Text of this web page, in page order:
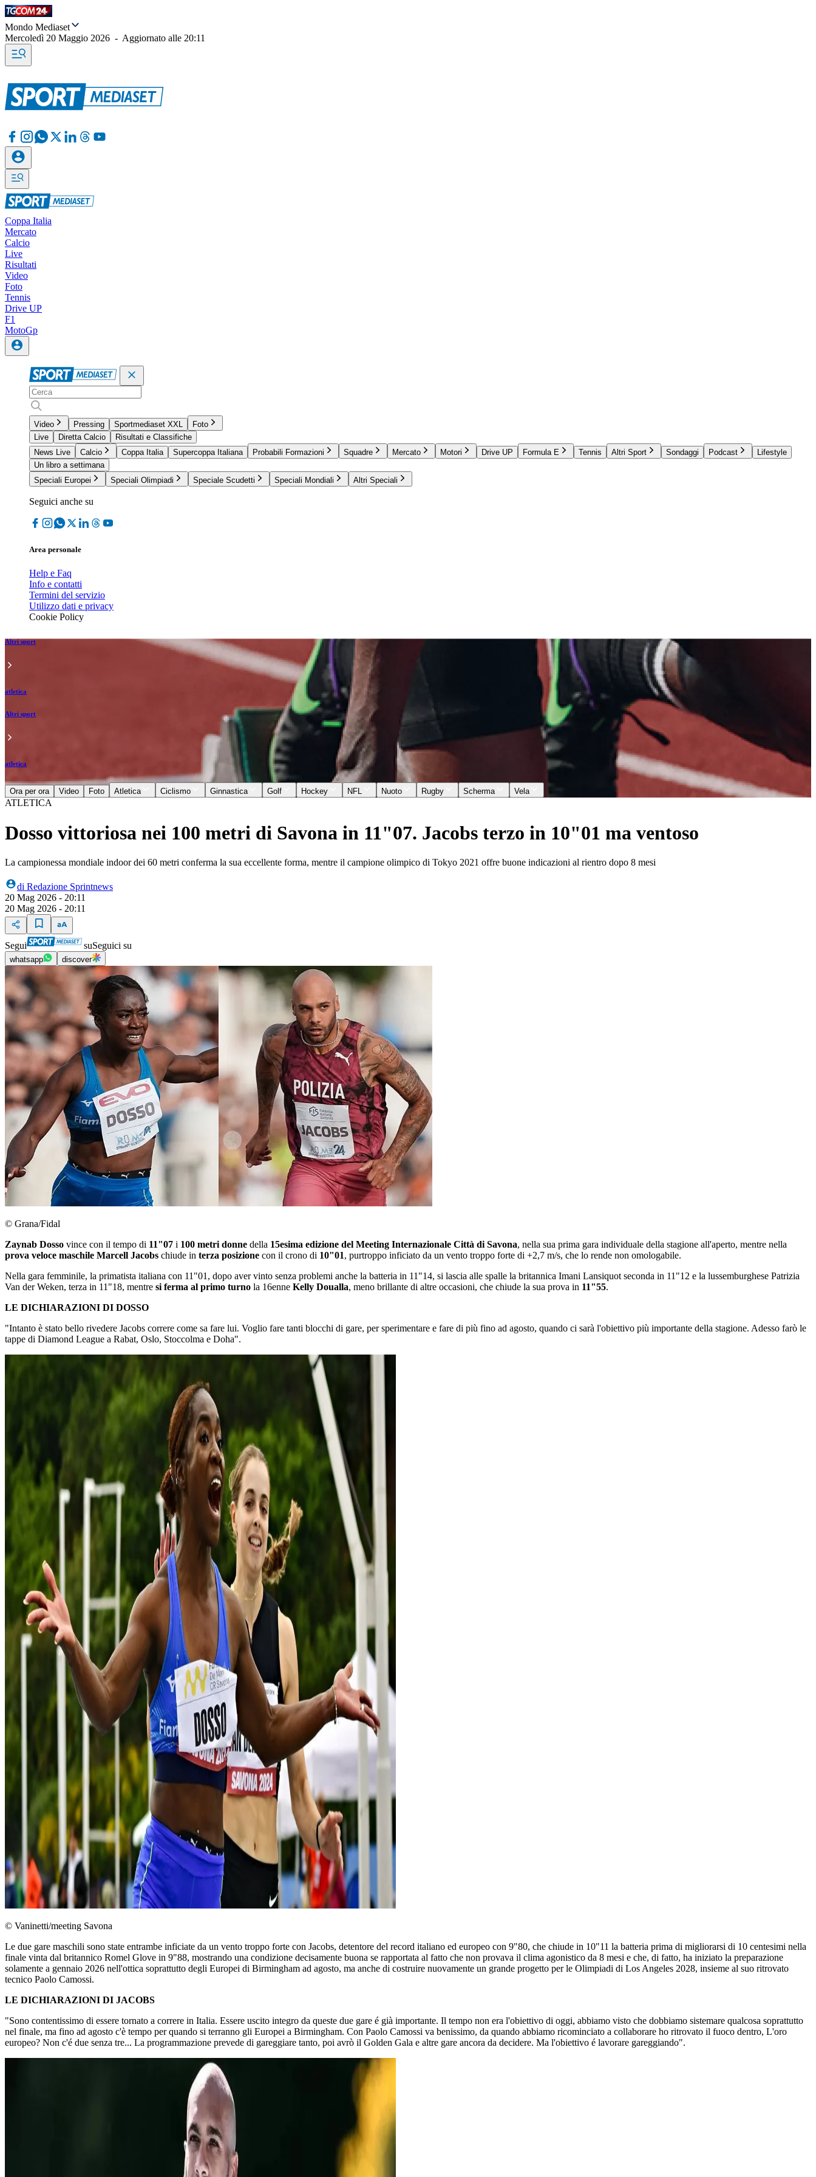
Mondo Mediaset
Mercoledì 20 Maggio 2026 - Aggiornato alle 20:11
Coppa Italia
Mercato
Calcio
Live
Risultati
Video
Foto
Tennis
Drive UP
F1
MotoGp
Video Pressing Sportmediaset XXL
Foto
Live
Diretta Calcio
Risultati e Classifiche
News Live
Calcio Coppa Italia Supercoppa Italiana Probabili Formazioni Squadre Mercato Motori Drive UP Formula E Tennis Altri Sport Sondaggi Podcast
Lifestyle
Un libro a settimana
Speciali Europei
Speciali Olimpiadi Speciale Scudetti Speciali Mondiali Altri Speciali
Seguici anche su
Area personale
Help e Faq
Info e contatti
Termini del servizio
Utilizzo dati e privacy
Cookie Policy
Altri sport
atletica
Altri sport
atletica
Ora per ora Video Foto Atletica Ciclismo Ginnastica Golf Hockey NFL Nuoto Rugby Scherma Vela
ATLETICA
Dosso vittoriosa nei 100 metri di Savona in 11"07. Jacobs terzo in 10"01 ma ventoso
La campionessa mondiale indoor dei 60 metri conferma la sua eccellente forma, mentre il campione olimpico di Tokyo 2021 offre buone indicazioni al rientro dopo 8 mesi
di Redazione Sprintnews
20 Mag 2026 - 20:11
20 Mag 2026 - 20:11
Segui suSeguici su
whatsapp discover
© Grana/Fidal
Zaynab Dosso vince con il tempo di 11"07 i 100 metri donne della 15esima edizione del Meeting Internazionale Città di Savona, nella sua prima gara individuale della stagione all'aperto, mentre nella
prova veloce maschile Marcell Jacobs chiude in terza posizione con il crono di 10"01, purtroppo inficiato da un vento troppo forte di +2,7 m/s, che lo rende non omologabile.
Nella gara femminile, la primatista italiana con 11"01, dopo aver vinto senza problemi anche la batteria in 11"14, si lascia alle spalle la britannica Imani Lansiquot seconda in 11"12 e la lussemburghese Patrizia
Van der Weken, terza in 11"18, mentre si ferma al primo turno la 16enne Kelly Doualla, meno brillante di altre occasioni, che chiude la sua prova in 11"55.
LE DICHIARAZIONI DI DOSSO
"Intanto è stato bello rivedere Jacobs correre come sa fare lui. Voglio fare tanti blocchi di gare, per sperimentare e fare di più fino ad agosto, quando ci sarà l'obiettivo più importante della stagione. Adesso farò le
tappe di Diamond League a Rabat, Oslo, Stoccolma e Doha".
© Vaninetti/meeting Savona
Le due gare maschili sono state entrambe inficiate da un vento troppo forte con Jacobs, detentore del record italiano ed europeo con 9"80, che chiude in 10"11 la batteria prima di migliorarsi di 10 centesimi nella
finale vinta dal britannico Romel Glove in 9"88, mostrando una condizione decisamente buona se rapportata al fatto che non provava il clima agonistico da 8 mesi e che, di fatto, ha iniziato la preparazione
solamente a gennaio 2026 nell'ottica soprattutto degli Europei di Birmingham ad agosto, ma anche di costruire nuovamente un grande progetto per le Olimpiadi di Los Angeles 2028, insieme al suo ritrovato
tecnico Paolo Camossi.
LE DICHIARAZIONI DI JACOBS
"Sono contentissimo di essere tornato a correre in Italia. Essere uscito integro da queste due gare é già importante. Il tempo non era l'obiettivo di oggi, abbiamo visto che dobbiamo sistemare qualcosa soprattutto
nel finale, ma fino ad agosto c'è tempo per quando si terranno gli Europei a Birmingham. Con Paolo Camossi va benissimo, da quando abbiamo ricominciato a collaborare ho ritrovato il fuoco dentro, L'oro
europeo? Non c'é due senza tre... La programmazione prevede di gareggiare tanto, poi avrò il Golden Gala e altre gare ancora da decidere. Ma l'obiettivo é lavorare gareggiando".